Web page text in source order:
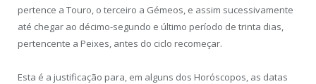
pertence a Touro, o terceiro a Gémeos, e assim sucessivamente
até chegar ao décimo-segundo e último período de trinta dias,
pertencente a Peixes, antes do ciclo recomeçar.
Esta é a justificação para, em alguns dos Horóscopos, as datas